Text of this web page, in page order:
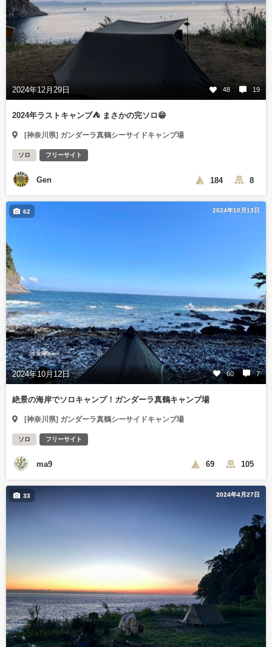
2024年12月29日 48 19
2024年ラストキャンプ⛺️ まさかの完ソロ😁
[神奈川県] ガンダーラ真鶴シーサイドキャンプ場
ソロ フリーサイト
Gen 184 8
2024年10月13日
2024年10月12日 60 7
62
絶景の海岸でソロキャンプ！ガンダーラ真鶴キャンプ場
[神奈川県] ガンダーラ真鶴シーサイドキャンプ場
ソロ フリーサイト
ma9 69 105
2024年4月27日
33